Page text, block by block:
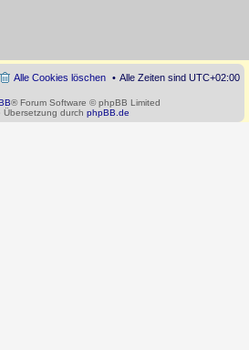
Alle Zeiten sind UTC+02:00
Alle Cookies löschen
® Forum Software © phpBB Limited
Übersetzung durch phpBB.de